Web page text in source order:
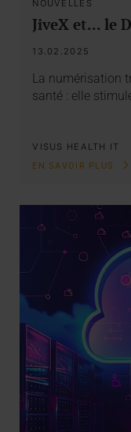
NOUVELLES
JiveX et... le
13.02.2025
La numérisation
santé : elle
VISUS HEALTH IT
EN SAVOIR PLUS